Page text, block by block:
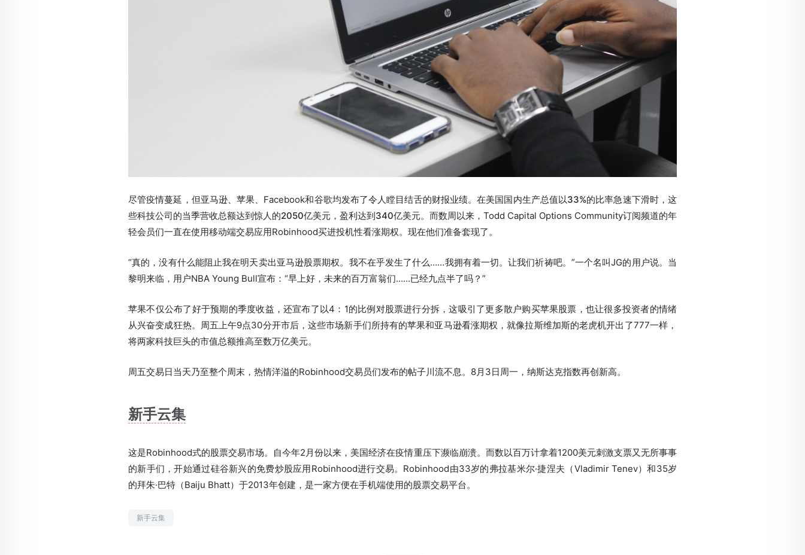
尽管疫情蔓延，但亚马逊、苹果、Facebook和谷歌均发布了令人瞠目结舌的财报业绩。在美国国内生产总值以33%的比率急速下滑时，这
些科技公司的当季营收总额达到惊人的2050亿美元，盈利达到340亿美元。 而数周以来，Todd Capital Options Community订阅频道的年
轻会员们一直在使用移动端交易应用Robinhood买进投机性看涨期权。现在他们准备套现了。
“真的，没有什么能阻止我在明天卖出亚马逊股票期权。我不在乎发生了什么……我拥有着一切。让我们祈祷吧。”一个名叫JG的用户说。当
黎明来临，用户NBA Young Bull宣布：“早上好，未来的百万富翁们......已经九点半了吗？”
苹果不仅公布了好于预期的季度收益，还宣布了以4：1的比例对股票进行分拆，这吸引了更多散户购买苹果股票，也让很多投资者的情绪
从兴奋变成狂热。周五上午9点30分开市后，这些市场新手们所持有的苹果和亚马逊看涨期权，就像拉斯维加斯的老虎机开出了777一样，
将两家科技巨头的市值总额推高至数万亿美元。
周五交易日当天乃至整个周末，热情洋溢的Robinhood交易员们发布的帖子川流不息。8月3日周一，纳斯达克指数再创新高。
新手云集
这是Robinhood式的股票交易市场。自今年2月份以来，美国经济在疫情重压下濒临崩溃。而数以百万计拿着1200美元刺激支票又无所事事
的新手们，开始通过硅谷新兴的免费炒股应用Robinhood进行交易。Robinhood由33岁的弗拉基米尔·捷涅夫 （Vladimir Tenev）和35岁
的拜朱·巴特 （Baiju Bhatt） 于2013年创建，是一家方便在手机端使用的股票交易平台。
新手云集